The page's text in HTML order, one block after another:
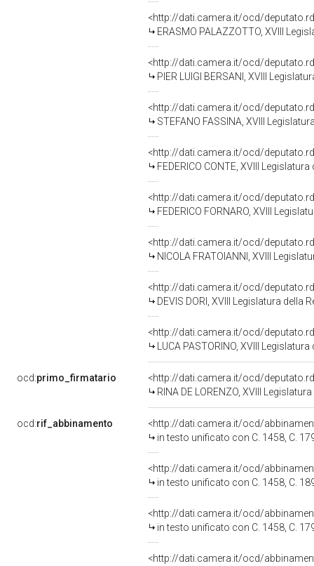
<http://dati.camera.it/ocd/
ERASMO PALAZZOTTO, XVIII
<http://dati.camera.it/ocd/
PIER LUIGI BERSANI, XVIII
<http://dati.camera.it/ocd/
STEFANO FASSINA, XVIII
<http://dati.camera.it/ocd/
FEDERICO CONTE, XVIII
<http://dati.camera.it/ocd/
FEDERICO FORNARO, XVIII
<http://dati.camera.it/ocd/
NICOLA FRATOIANNI, XVIII
<http://dati.camera.it/ocd/
DEVIS DORI, XVIII Legislatura della
<http://dati.camera.it/ocd/
LUCA PASTORINO, XVIII
ocd:primo_firmatario
<http://dati.camera.it/ocd/
RINA DE LORENZO, XVIII
ocd:rif_abbinamento
<http://dati.camera.it/ocd/
in testo unificato con C. 1458, C.
<http://dati.camera.it/ocd/
in testo unificato con C. 1458, C.
<http://dati.camera.it/ocd/
in testo unificato con C. 1458, C.
<http://dati.camera.it/ocd/